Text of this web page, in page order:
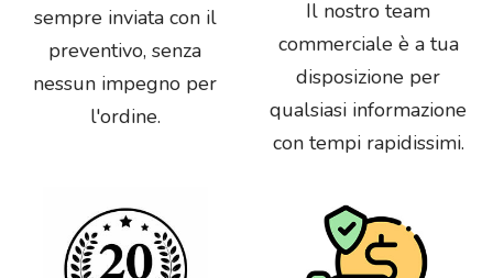
sempre inviata con il
preventivo, senza
nessun impegno per
l'ordine.
Il nostro team
commerciale è a tua
disposizione per
qualsiasi informazione
con tempi rapidissimi.